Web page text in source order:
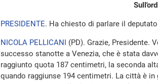
PRESIDENTE. Ha chiesto di parlare il
NICOLA PELLICANI (PD). Grazie, Presidente.
successo stanotte a Venezia, che è stata
raggiunto quota 187 centimetri, la seconda
quando raggiunse 194 centimetri. La città è